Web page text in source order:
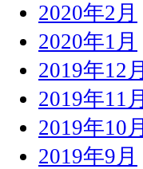
2020年2月
2020年1月
2019年12月
2019年11月
2019年10月
2019年9月